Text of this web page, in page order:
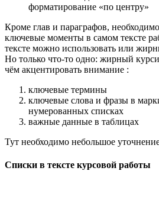
форматирование «по центру»
Кроме глав и параграфов,
ключевые моменты в самом тексте
тексте можно использовать или
Но только что-то одно: жирный
чём акцентировать внимание :
ключевые термины
ключевые слова и фразы в
нумерованных списках
важные данные в таблицах
Тут необходимо небольшое
Списки в тексте курсовой работы